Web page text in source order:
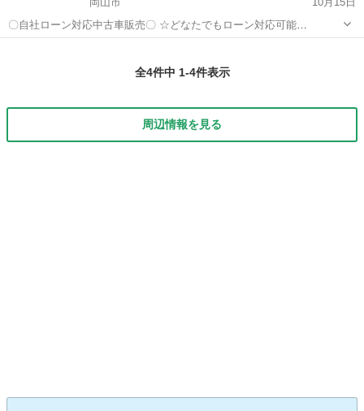
〇自社ローン対応中古車販売〇 ☆どなたでもローン対応可能
☆ １、勤続年数の短い方や自営業の方 ２、パートを
全4件中 1-4件表示
周辺情報を見る